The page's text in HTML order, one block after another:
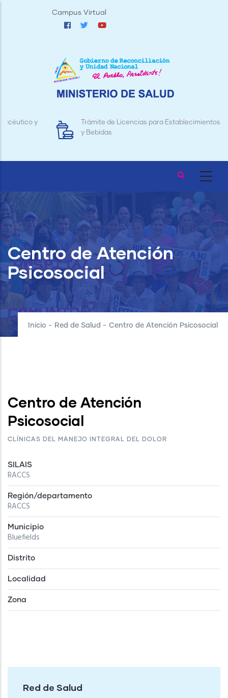
Campus Virtual
Trámite de Licencias para Establecimientos de Alimentos
y Bebidas
Centro de Atención
Psicosocial
Inicio - Red de Salud - Centro de Atención Psicosocial
Centro de Atención
Psicosocial
CLÍNICAS DEL MANEJO INTEGRAL DEL DOLOR
SILAIS
RACCS
Región/departamento
RACCS
Municipio
Bluefields
Distrito
Localidad
Zona
Red de Salud